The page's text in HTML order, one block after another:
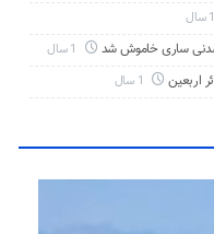
ساری خاموش شد